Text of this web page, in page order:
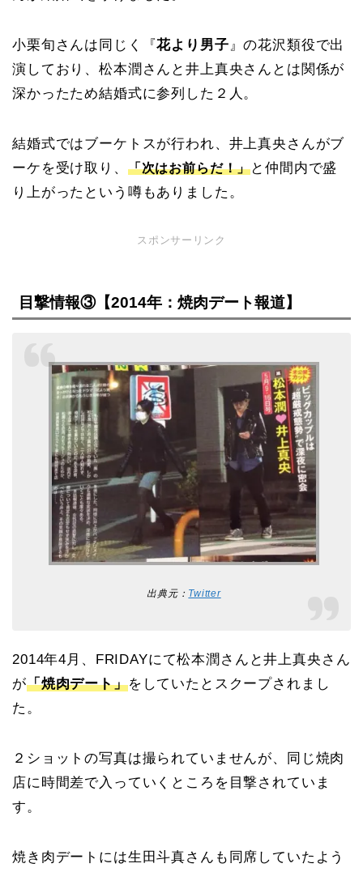
小栗旬さんは同じく『花より男子 』の花沢類役で出
演しており、松本潤さんと井上真央さんとは関係が
深かったため結婚式に参列した２人。
結婚式ではブーケトスが行われ、井上真央さんがブ
ーケを受け取り、 「次はお前らだ！」と仲間内で盛
り上がったという噂もありました。
スポンサーリンク
目撃情報③【2014年：焼肉デート報道】
出典元： Twitter
2014年4月、FRIDAYにて松本潤さんと井上真央さん
が「焼肉デート」をしていたとスクープされまし
た。
２ショットの写真は撮られていませんが、同じ焼肉
店に時間差で入っていくところを目撃されていま
す。
焼き肉デートには生田斗真さんも同席していたよう